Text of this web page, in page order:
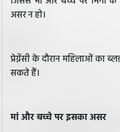
असर न हो।
प्रेग्नेंसी के दौरान महिलाओं का
सकते हैं।
मां और बच्चे पर इसका असर